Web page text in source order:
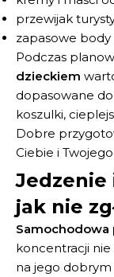
przewijak
zapasowe body
Podczas
dzieckiem
dopasowane
koszulki,
Dobre
Ciebie i
Jedzenie
jak nie
koncentracji
na jego dobrym